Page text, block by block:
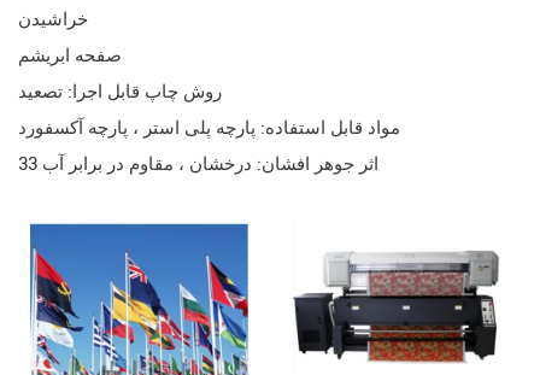
خراشیدن
صفحه ابریشم
روش چاپ قابل اجرا: تصعید
مواد قابل استفاده: پارچه پلی استر ، پارچه آکسفورد
اثر جوهر افشان: درخشان ، مقاوم در برابر آب 33